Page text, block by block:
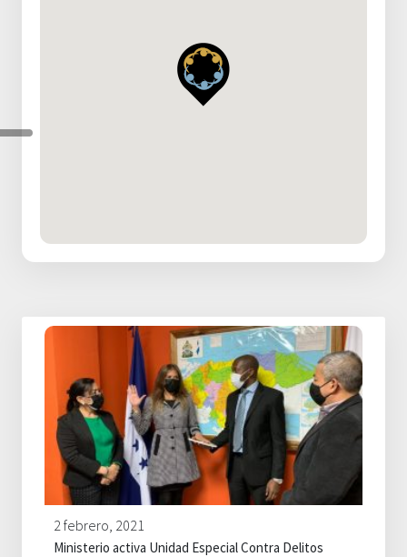
2 febrero, 2021
Ministerio activa Unidad Especial Contra Delitos